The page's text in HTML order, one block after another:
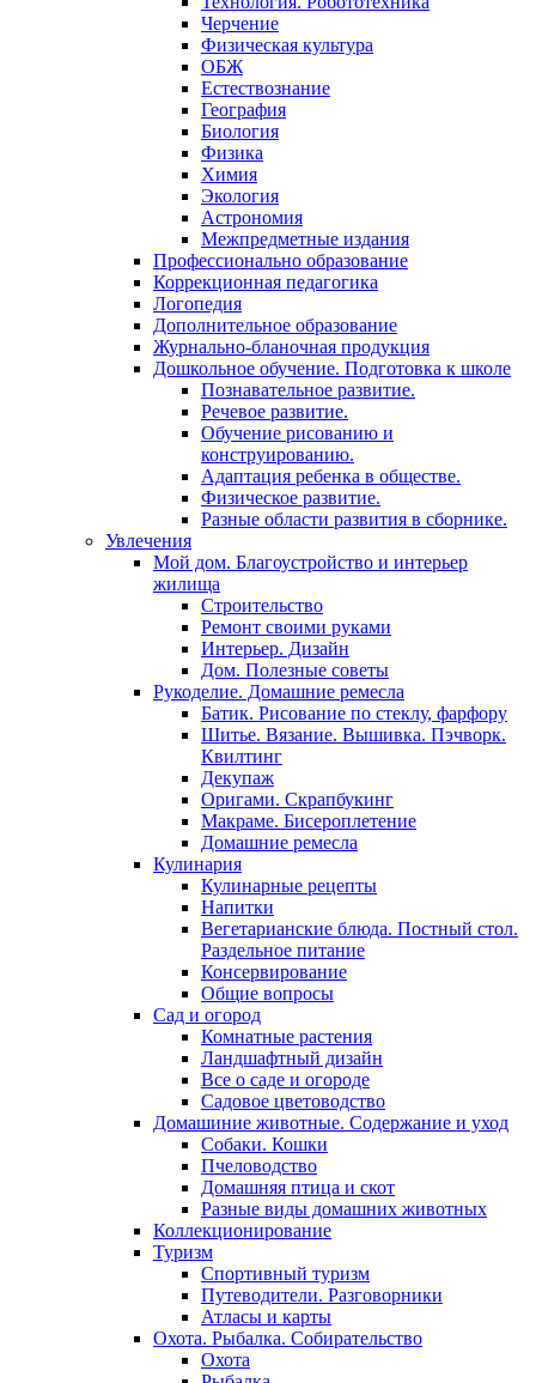
Черчение
Физическая культура
ОБЖ
Естествознание
География
Биология
Физика
Химия
Экология
Астрономия
Межпредметные издания
Профессионально образование
Коррекционная педагогика
Логопедия
Дополнительное образование
Журнально-бланочная продукция
Дошкольное обучение. Подготовка к школе
Познавательное развитие.
Речевое развитие.
Обучение рисованию и
конструированию.
Адаптация ребенка в обществе.
Физическое развитие.
Разные области развития в сборнике.
Увлечения
Мой дом. Благоустройство и интерьер
жилища
Строительство
Ремонт своими руками
Интерьер. Дизайн
Дом. Полезные советы
Рукоделие. Домашние ремесла
Батик. Рисование по стеклу, фарфору
Шитье. Вязание. Вышивка. Пэчворк.
Квилтинг
Декупаж
Оригами. Скрапбукинг
Макраме. Бисероплетение
Домашние ремесла
Кулинария
Кулинарные рецепты
Напитки
Вегетарианские блюда. Постный стол.
Раздельное питание
Консервирование
Общие вопросы
Сад и огород
Комнатные растения
Ландшафтный дизайн
Все о саде и огороде
Садовое цветоводство
Домашиние животные. Содержание и уход
Собаки. Кошки
Пчеловодство
Домашняя птица и скот
Разные виды домашних животных
Коллекционирование
Туризм
Спортивный туризм
Путеводители. Разговорники
Атласы и карты
Охота. Рыбалка. Собирательство
Охота